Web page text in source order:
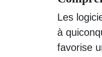
Les
à
favorise